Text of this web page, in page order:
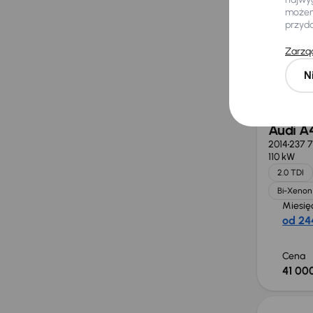
30 dni
34 500 zł
Audi
2014237
110 kW
2.0 TDI
Bi-Xenon
od
Cena
41